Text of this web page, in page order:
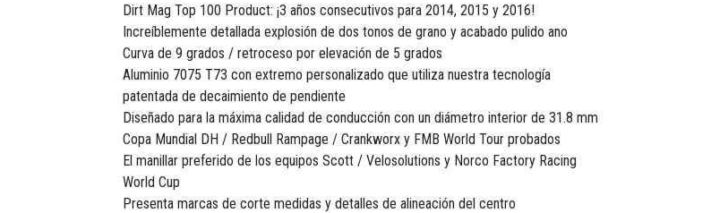
Dirt Mag Top 100 Product: ¡3 años consecutivos para 2014, 2015 y 2016!
Increíblemente detallada explosión de dos tonos de grano y acabado pulido ano
Curva de 9 grados / retroceso por elevación de 5 grados
Aluminio 7075 T73 con extremo personalizado que utiliza nuestra tecnología
patentada de decaimiento de pendiente
Diseñado para la máxima calidad de conducción con un diámetro interior de 31.8 mm
Copa Mundial DH / Redbull Rampage / Crankworx y FMB World Tour probados
El manillar preferido de los equipos Scott / Velosolutions y Norco Factory Racing
World Cup
Presenta marcas de corte medidas y detalles de alineación del centro